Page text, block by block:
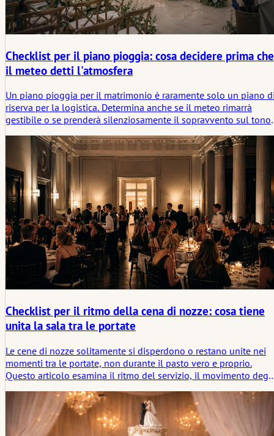
Checklist per il piano pioggia: cosa decidere prima che
il meteo detti l'atmosfera
Un piano pioggia per il matrimonio è raramente solo un piano
riserva per la logistica. Determina anche se il meteo rimarrà
gestibile o se prenderà silenziosamente il sopravvento sul tono
essere deciso in anticipo, affinché la pioggia cambi
l'ambientazione senza decidere l'atmosfera.
Checklist per il ritmo della cena di nozze: cosa tiene
unita la sala tra le portate
Le cene di nozze solitamente si disperdono o restano unite nei
momenti tra le portate, non durante il pasto vero e proprio.
Questo articolo esamina il ritmo del servizio, il movimento degli
mantengono la sala socialmente connessa.